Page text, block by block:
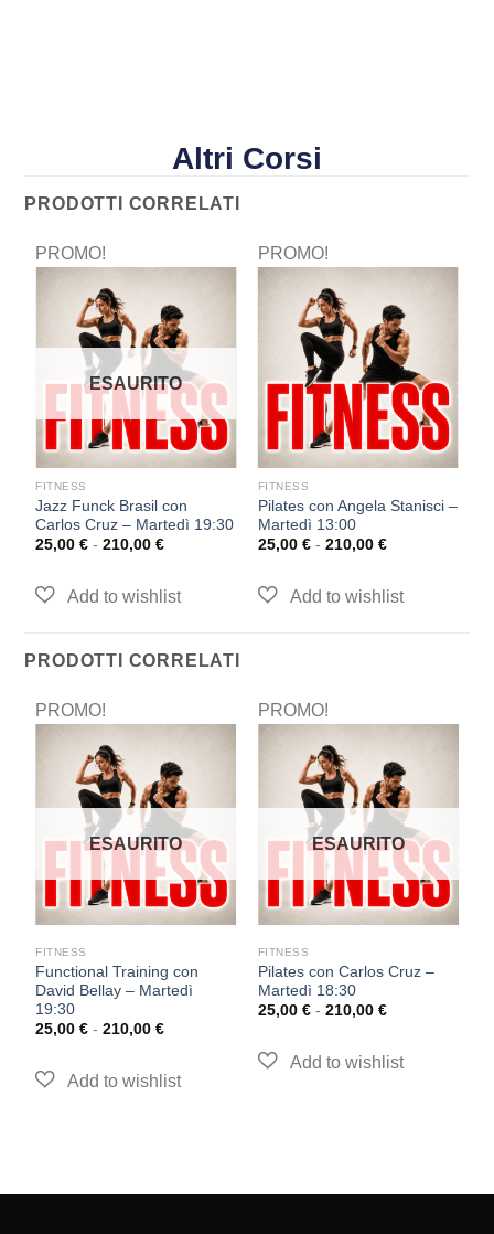
Altri Corsi
PRODOTTI CORRELATI
PROMO!
ESAURITO
FITNESS
Jazz Funck Brasil con
Carlos Cruz – Martedì 19:30
25,00€ - 210,00€
PROMO!
FITNESS
Pilates con Angela Stanisci –
Martedì 13:00
25,00 € - 210,00 €
PRODOTTI CORRELATI
PROMO!
ESAURITO
FITNESS
Functional Training con
David Bellay – Martedì
19:30
25,00€ - 210,00€
PROMO!
ESAURITO
FITNESS
Pilates con Carlos Cruz –
Martedì 18:30
25,00 € - 210,00 €